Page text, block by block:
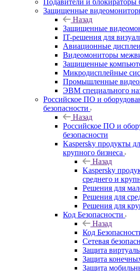
Подавители и блокираторы
Защищенные
Назад
Защищенные
IT-решения для
Авиационные дисплеи
Видеомониторы
Защищенные
Микродисплейные
Промышленные
ЭВМ специального
Российское ПО и
безопасности
Назад
Российское ПО и
безопасности
Kaspersky продукты
крупного бизнеса
Назад
Kaspersky
среднего и
Решения для
Решения для
Решения для
Код Безопасности
Назад
Код
Сетевая
Защита
Защита
Защита